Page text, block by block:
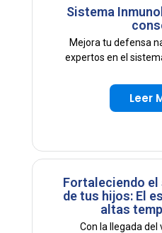
Sistema
Mejora tu defensa
expertos en el
Leer
Fortaleciendo
de tus hijos: El
altas
Con la llegada del